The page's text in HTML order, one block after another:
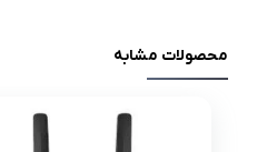
محصولات مشابه